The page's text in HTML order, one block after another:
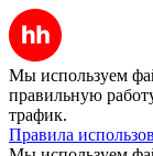
Мы используем
правильную
трафик.
Правила